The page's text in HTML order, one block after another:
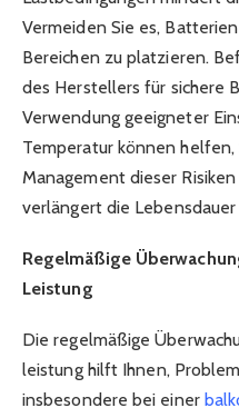
Vermeiden Sie es,
Bereichen zu platzieren.
des Herstellers für sichere
Verwendung geeigneter
Temperatur können helfen,
Management dieser
verlängert die
Regelmäßige
Leistung
Die regelmäßige
leistung hilft Ihnen,
insbesondere bei einer